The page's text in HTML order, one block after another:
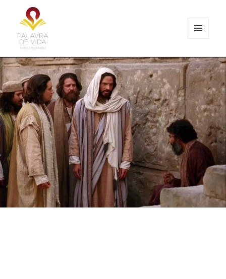
Palavra de Vida
WIDGETS